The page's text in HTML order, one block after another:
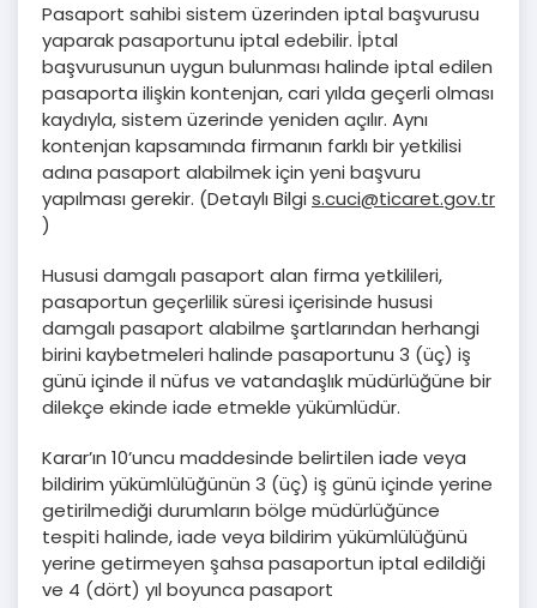
Pasaport sahibi sistem üzerinden iptal başvurusu
yaparak pasaportunu iptal edebilir. İptal
başvurusunun uygun bulunması halinde iptal edilen
pasaporta ilişkin kontenjan, cari yılda geçerli olması
kaydıyla, sistem üzerinde yeniden açılır. Aynı
kontenjan kapsamında firmanın farklı bir yetkilisi
adına pasaport alabilmek için yeni başvuru
yapılması gerekir. (Detaylı Bilgi s.cuci@ticaret.gov.tr
)
Hususi damgalı pasaport alan firma yetkilileri,
pasaportun geçerlilik süresi içerisinde hususi
damgalı pasaport alabilme şartlarından herhangi
birini kaybetmeleri halinde pasaportunu 3 (üç) iş
günü içinde il nüfus ve vatandaşlık müdürlüğüne bir
dilekçe ekinde iade etmekle yükümlüdür.
Karar’ın 10’uncu maddesinde belirtilen iade veya
bildirim yükümlülüğünün 3 (üç) iş günü içinde yerine
getirilmediği durumların bölge müdürlüğünce
tespiti halinde, iade veya bildirim yükümlülüğünü
yerine getirmeyen şahsa pasaportun iptal edildiği
ve 4 (dört) yıl boyunca pasaport